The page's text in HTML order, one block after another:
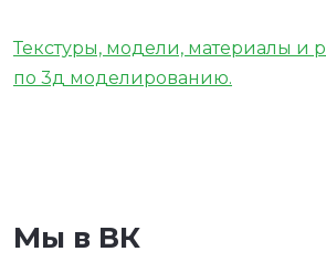
Текстуры, модели, материалы и
по 3д моделированию.
Мы в ВК